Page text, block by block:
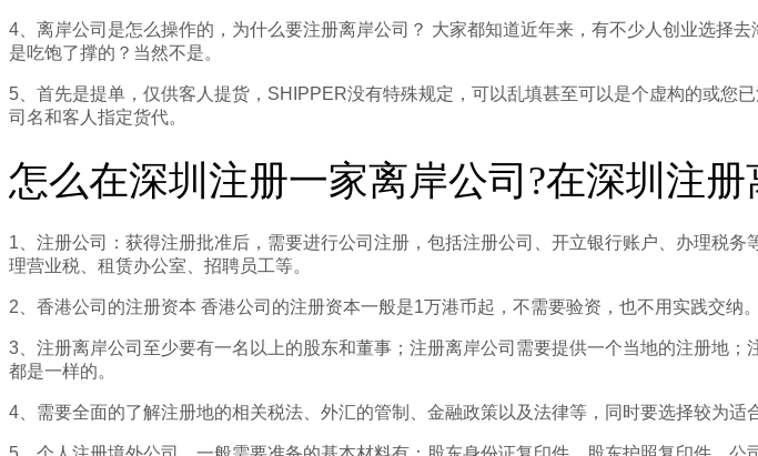
4、离岸公司是怎么操作的，为什么要注册离岸公司？ 大家都知道近年来，有不少人创业选择
是吃饱了撑的？当然不是。
5、首先是提单，仅供客人提货，SHIPPER没有特殊规定，可以乱填甚至可以是个虚构的或
司名和客人指定货代。
怎么在深圳注册一家离岸公司?在深圳注
1、注册公司：获得注册批准后，需要进行公司注册，包括注册公司、开立银行账户、办理税
理营业税、租赁办公室、招聘员工等。
2、香港公司的注册资本 香港公司的注册资本一般是1万港币起，不需要验资，也不用实践交纳。
3、注册离岸公司至少要有一名以上的股东和董事；注册离岸公司需要提供一个当地的注册地
都是一样的。
4、需要全面的了解注册地的相关税法、外汇的管制、金融政策以及法律等，同时要选择较为适